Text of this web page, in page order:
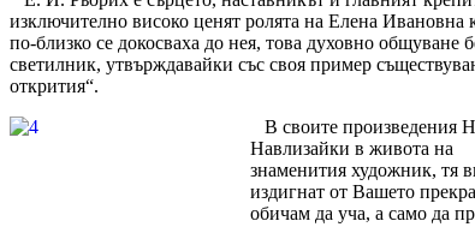
изключително високо ценят ролята на Елена Ивановна
по-близко се докосваха до нея, това духовно
светилник, утвърждавайки със своя пример
открития“.
В своите произведения
Навлизайки в живота на
знаменития художник, тя
издигнат от Вашето
обичам да уча, а само да